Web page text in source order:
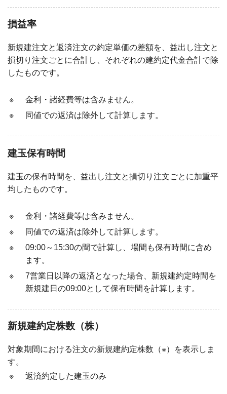
損益率
新規建注文と返済注文の約定単価の差額を、益出し注文と
損切り注文ごとに合計し、それぞれの建約定代金合計で除
したものです。
※
金利・諸経費等は含みません。
※
同値での返済は除外して計算します。
建玉保有時間
建玉の保有時間を、益出し注文と損切り注文ごとに加重平
均したものです。
※
金利・諸経費等は含みません。
※
同値での返済は除外して計算します。
※
09:00～15:30の間で計算し、場間も保有時間に含め
ます。
※
7営業日以降の返済となった場合、新規建約定時間を
新規建日の09:00として保有時間を計算します。
新規建約定株数（株）
対象期間における注文の新規建約定株数（※）を表示しま
す。
※
返済約定した建玉のみ